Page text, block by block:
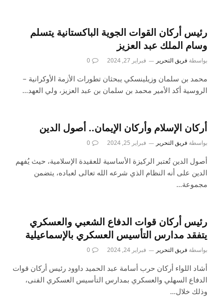
رئيس أركان القوات الجوية الباكستانية يتسلم
وسام الملك عبد العزيز
بواسطة فريق التحرير فبراير 27, 2024 0
محمد بن سلمان وزيلينسكي يبحثان تطورات الأزمة الأوكرانية –
الروسية أكد الأمير محمد بن سلمان بن عبد العزيز، ولي العهد…
أركان الإسلام وأركان الإيمان.. أصول الدين
بواسطة فريق التحرير فبراير 25, 2024 0
أصول الدين تُعتبر الركيزة الأساسية للعقيدة الإسلامية، حيث يُفهم
الدين على أنه النظام الذي شرعه الله تعالى لعباده، يتضمن
مجموعة…
رئيس أركان قوات الدفاع الشعبي والعسكري
يتفقد مدارس التأسيس العسكري بالإسماعيلية
بواسطة فريق التحرير فبراير 24, 2024 0
أشاد اللواء أركان حرب أسامة عبد الحميد داوود رئيس أركان قوات
الدفاع السهلي والعسكري بمدارس التأسيس العسكري الفنى،
وذلك خلال…